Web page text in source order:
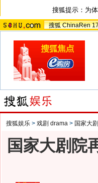
搜狐提示：为
搜狐 ChinaRen
搜狐娱乐 > 戏剧 drama > 国家大
国家大剧院